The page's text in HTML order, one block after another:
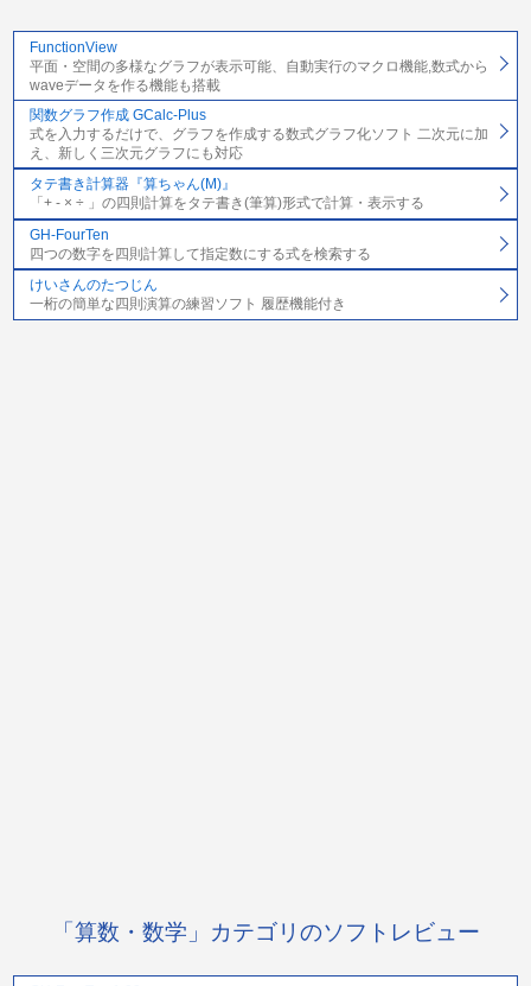
FunctionView
平面・空間の多様なグラフが表示可能、自動実行のマクロ機能,数式から
waveデータを作る機能も搭載
関数グラフ作成 GCalc-Plus
式を入力するだけで、グラフを作成する数式グラフ化ソフト 二次元に加
え、新しく三次元グラフにも対応
タテ書き計算器『算ちゃん(M)』
「+ - × ÷ 」の四則計算をタテ書き(筆算)形式で計算・表示する
GH-FourTen
四つの数字を四則計算して指定数にする式を検索する
けいさんのたつじん
一桁の簡単な四則演算の練習ソフト 履歴機能付き
「算数・数学」カテゴリのソフトレビュー